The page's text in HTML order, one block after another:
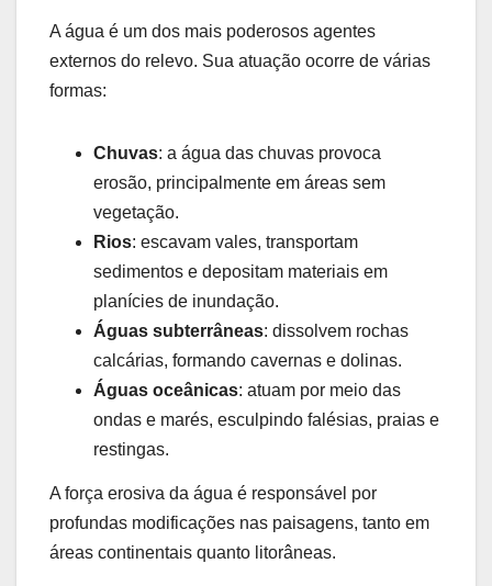
A água é um dos mais poderosos agentes
externos do relevo. Sua atuação ocorre de várias
formas:
Chuvas: a água das chuvas provoca
erosão, principalmente em áreas sem
vegetação.
Rios: escavam vales, transportam
sedimentos e depositam materiais em
planícies de inundação.
Águas subterrâneas: dissolvem rochas
calcárias, formando cavernas e dolinas.
Águas oceânicas: atuam por meio das
ondas e marés, esculpindo falésias, praias e
restingas.
A força erosiva da água é responsável por
profundas modificações nas paisagens, tanto em
áreas continentais quanto litorâneas.